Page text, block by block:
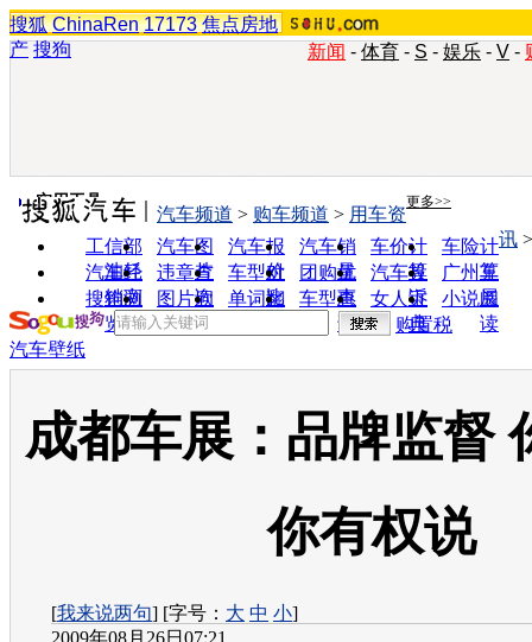
搜狐 ChinaRen 17173 焦点房地
产 搜狗 新闻 - 体育 - S - 娱乐 - V -
实用工具 更多>>
工信部
油耗
汽车图
片
汽车报
价
汽车销
量
车价计
算
车险计
算
汽车经
销商
违章查
询
车型对
比
团购优
惠
汽车投
诉
广州车
展
搜狗浏
览器
图片欣
赏
单词翻
车型查
询
女人宝
典
小说阅
读
汽车频道 > 购车频道 > 用车资
讯
购置税
汽车壁纸
成都车展：品牌监督
你有权说
[我来说两句] [字号： 大 中 小]
2009年08月26日07:21